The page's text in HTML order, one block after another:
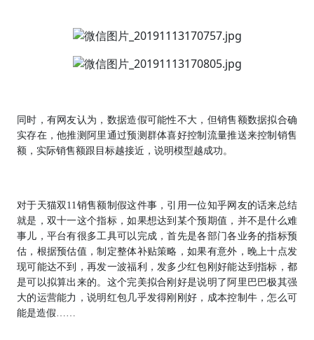
同时，有网友认为，数据造假可能性不大，但销售额数据拟合确
实存在，他推测阿里通过预测群体喜好控制流量推送来控制销售
额，实际销售额跟目标越接近，说明模型越成功。
对于天猫双11销售额制假这件事，引用一位知乎网友的话来总结
就是，双十一这个指标，如果想达到某个预期值，并不是什么难
事儿，平台有很多工具可以完成，首先是各部门各业务的指标预
估，根据预估值，制定整体补贴策略，如果有意外，晚上十点发
现可能达不到，再发一波福利，发多少红包刚好能达到指标，都
是可以拟算出来的。这个完美拟合刚好是说明了阿里巴巴极其强
大的运营能力，说明红包几乎发得刚刚好，成本控制牛，怎么可
能是造假……